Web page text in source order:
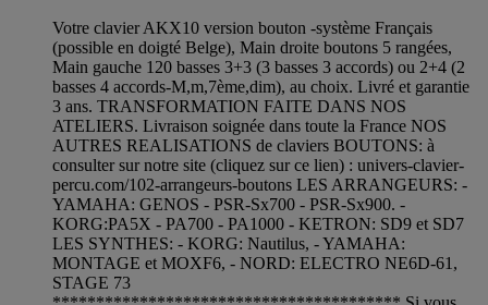
Votre clavier AKX10 version bouton -système Français
(possible en doigté Belge), Main droite boutons 5 rangées,
Main gauche 120 basses 3+3 (3 basses 3 accords) ou 2+4 (2
basses 4 accords-M,m,7ème,dim), au choix. Livré et garantie
3 ans. TRANSFORMATION FAITE DANS NOS
ATELIERS. Livraison soignée dans toute la France NOS
AUTRES REALISATIONS de claviers BOUTONS: à
consulter sur notre site (cliquez sur ce lien) : univers-clavier-
percu.com/102-arrangeurs-boutons LES ARRANGEURS: -
YAMAHA: GENOS - PSR-Sx700 - PSR-Sx900. -
KORG:PA5X - PA700 - PA1000 - KETRON: SD9 et SD7
LES SYNTHES: - KORG: Nautilus, - YAMAHA:
MONTAGE et MOXF6, - NORD: ELECTRO NE6D-61,
STAGE 73